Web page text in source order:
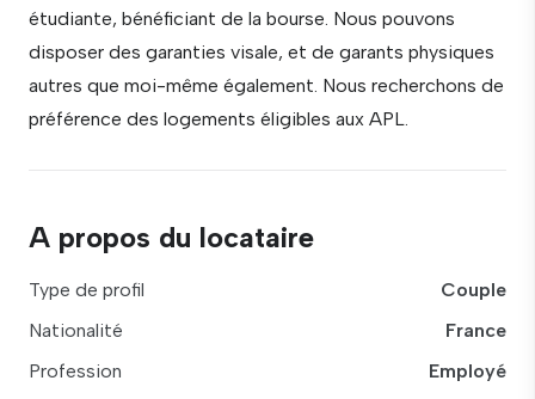
étudiante, bénéficiant de la bourse. Nous pouvons
disposer des garanties visale, et de garants physiques
autres que moi-même également. Nous recherchons de
préférence des logements éligibles aux APL.
A propos du locataire
Type de profil
Couple
Nationalité
France
Profession
Employé